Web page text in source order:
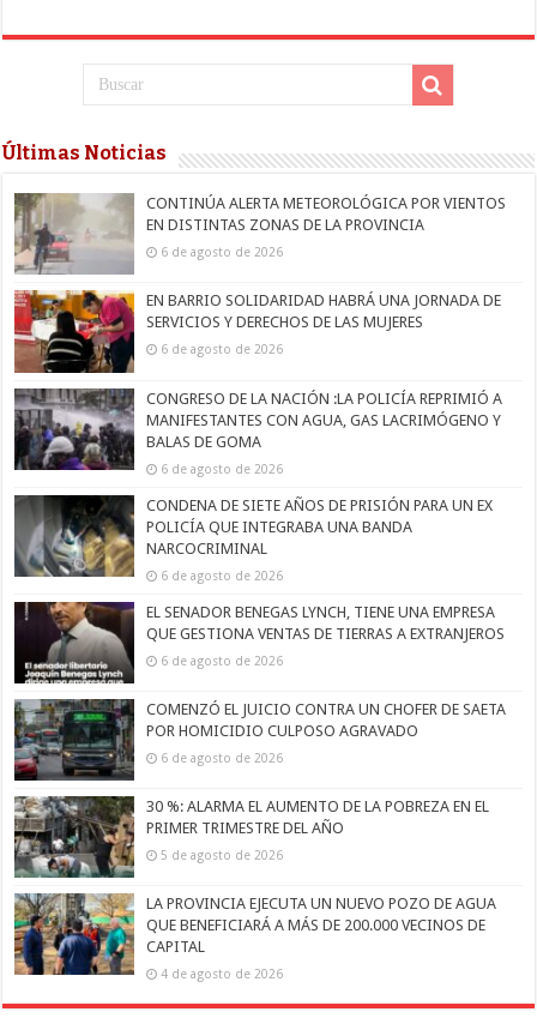
Últimas Noticias
CONTINÚA ALERTA METEOROLÓGICA POR VIENTOS
EN DISTINTAS ZONAS DE LA PROVINCIA
6 de agosto de 2026
EN BARRIO SOLIDARIDAD HABRÁ UNA JORNADA DE
SERVICIOS Y DERECHOS DE LAS MUJERES
6 de agosto de 2026
CONGRESO DE LA NACIÓN :LA POLICÍA REPRIMIÓ A
MANIFESTANTES CON AGUA, GAS LACRIMÓGENO Y
BALAS DE GOMA
6 de agosto de 2026
CONDENA DE SIETE AÑOS DE PRISIÓN PARA UN EX
POLICÍA QUE INTEGRABA UNA BANDA
NARCOCRIMINAL
6 de agosto de 2026
EL SENADOR BENEGAS LYNCH, TIENE UNA EMPRESA
QUE GESTIONA VENTAS DE TIERRAS A EXTRANJEROS
6 de agosto de 2026
COMENZÓ EL JUICIO CONTRA UN CHOFER DE SAETA
POR HOMICIDIO CULPOSO AGRAVADO
6 de agosto de 2026
30 %: ALARMA EL AUMENTO DE LA POBREZA EN EL
PRIMER TRIMESTRE DEL AÑO
5 de agosto de 2026
LA PROVINCIA EJECUTA UN NUEVO POZO DE AGUA
QUE BENEFICIARÁ A MÁS DE 200.000 VECINOS DE
CAPITAL
4 de agosto de 2026